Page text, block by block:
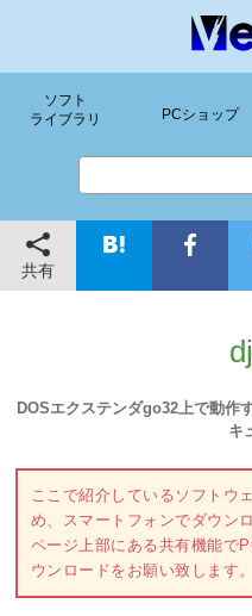
ソフト
ライブラリ
PCショップ
共有
DOSエクステンダgo32上で動作
キ
ここで紹介しているソフトウ
め、スマートフォンでダウン
ページ上部にある共有機能で
ウンロードをお願い致します。